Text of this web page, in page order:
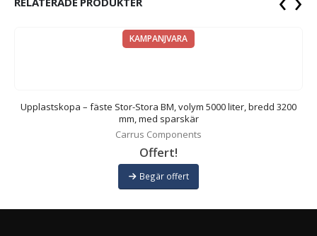
KAMPANJVARA
Upplastskopa – fäste Stor-Stora BM, volym 5000 liter, bredd 3200
mm, med sparskär
Carrus Components
Offert!
Begär offert